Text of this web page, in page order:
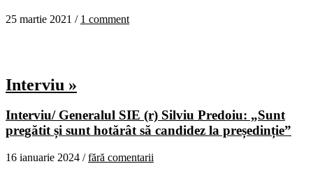
25 martie 2021 / 1 comment
Interviu »
Interviu/ Generalul SIE (r) Silviu Predoiu: „Sunt
pregătit și sunt hotărât să candidez la președinție”
16 ianuarie 2024 /fără comentarii